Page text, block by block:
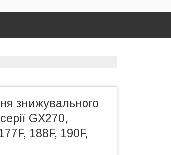
знижувального
GX270,
188F, 190F,